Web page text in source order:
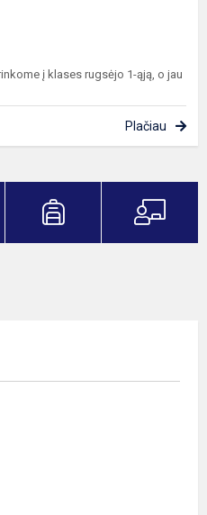
į klases rugsėjo 1-ąją, o jau
Plačiau